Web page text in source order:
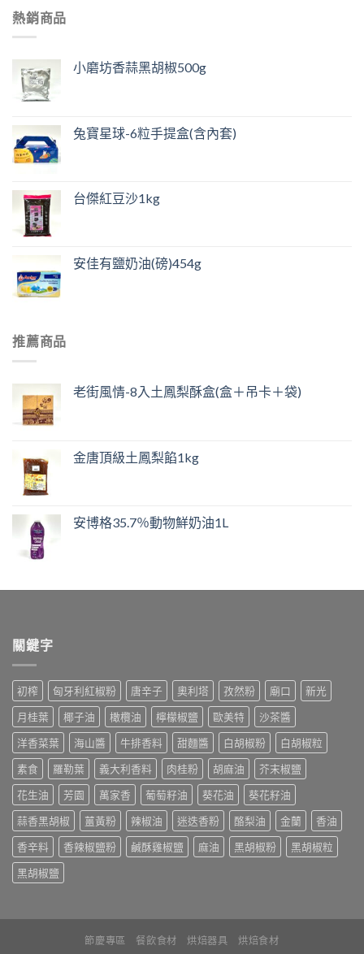
熱銷商品
小磨坊香蒜黑胡椒500g
兔寶星球-6粒手提盒(含內套)
台傑紅豆沙1kg
安佳有鹽奶油(磅)454g
推薦商品
老街風情-8入土鳳梨酥盒(盒＋吊卡＋袋)
金唐頂級土鳳梨餡1kg
安博格35.7％動物鮮奶油1L
關鍵字
初榨 匈牙利紅椒粉 唐辛子 奧利塔 孜然粉 廟口
新光
月桂葉
椰子油 橄欖油 檸檬椒鹽 歐美特
沙茶醬
洋香菜葉
海山醬 牛排香料 甜麵醬 白胡椒粉
白胡椒粒
素食
羅勒葉 義大利香料 肉桂粉 胡麻油
芥末椒鹽
花生油
芳園 萬家香 葡萄籽油 葵花油
葵花籽油
蒜香黑胡椒
薑黃粉 辣椒油 迷迭香粉 酪梨油 金蘭
香油
香辛料
香辣椒鹽粉 鹹酥雞椒鹽 麻油 黑胡椒粉
黑胡椒粒
黑胡椒鹽
節慶專區 餐飲食材 烘焙器具 烘焙食材